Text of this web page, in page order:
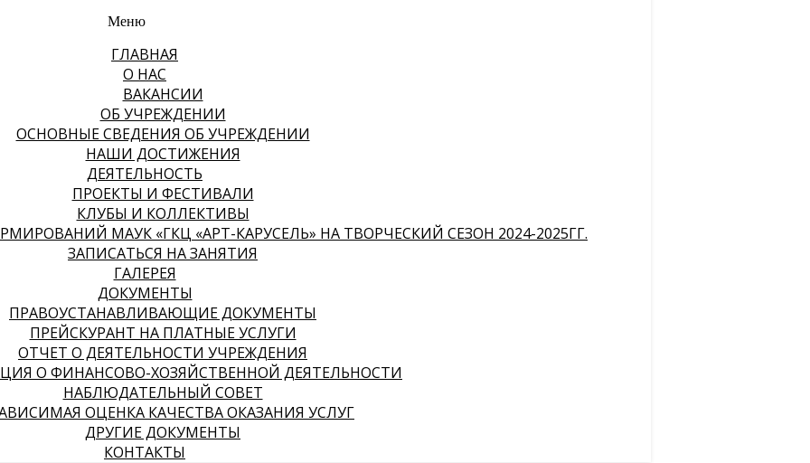
Меню
ГЛАВНАЯ
О НАС
ВАКАНСИИ
ОБ УЧРЕЖДЕНИИ
ОСНОВНЫЕ СВЕДЕНИЯ ОБ УЧРЕЖДЕНИИ
НАШИ ДОСТИЖЕНИЯ
ДЕЯТЕЛЬНОСТЬ
ПРОЕКТЫ И ФЕСТИВАЛИ
КЛУБЫ И КОЛЛЕКТИВЫ
МАУК «ГКЦ «АРТ-КАРУСЕЛЬ» НА ТВОРЧЕСКИЙ СЕЗОН 2024-2025ГГ.
ЗАПИСАТЬСЯ НА ЗАНЯТИЯ
ГАЛЕРЕЯ
ДОКУМЕНТЫ
ПРАВОУСТАНАВЛИВАЮЩИЕ ДОКУМЕНТЫ
ПРЕЙСКУРАНТ НА ПЛАТНЫЕ УСЛУГИ
ОТЧЕТ О ДЕЯТЕЛЬНОСТИ УЧРЕЖДЕНИЯ
О ФИНАНСОВО-ХОЗЯЙСТВЕННОЙ ДЕЯТЕЛЬНОСТИ
НАБЛЮДАТЕЛЬНЫЙ СОВЕТ
ОЦЕНКА КАЧЕСТВА ОКАЗАНИЯ УСЛУГ
ДРУГИЕ ДОКУМЕНТЫ
КОНТАКТЫ